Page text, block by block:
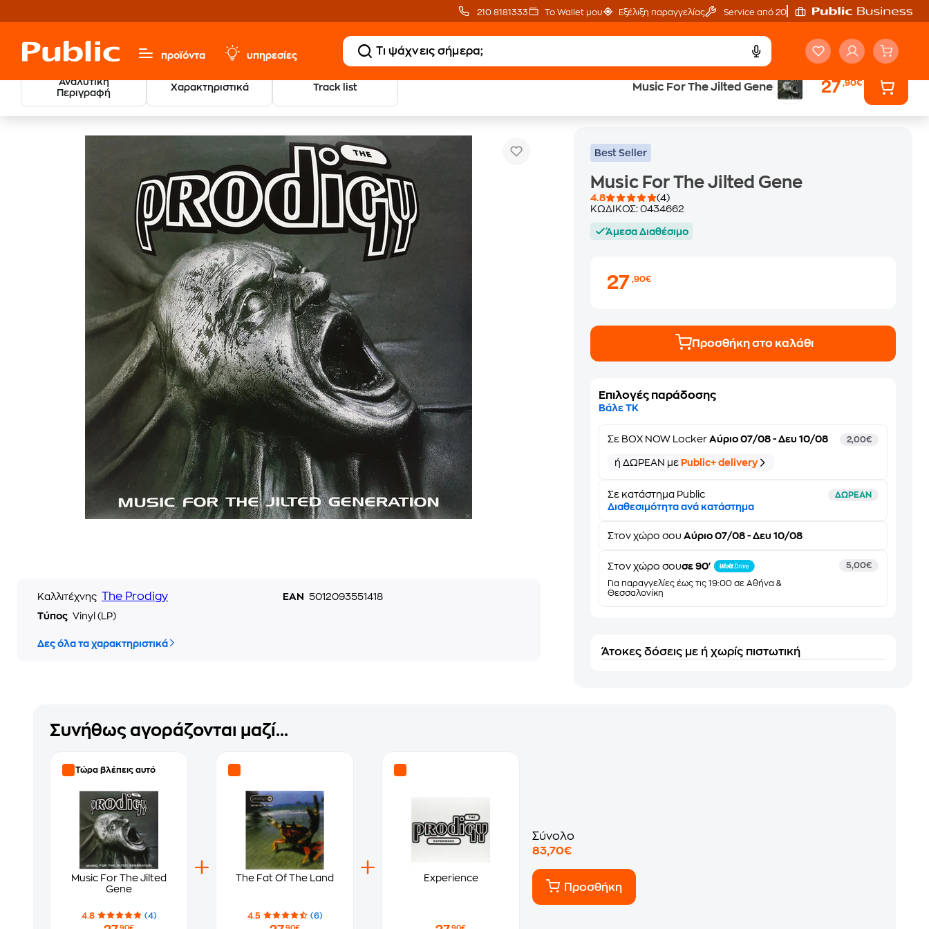
210 8181333 Το Wallet μου Εξέλιξη παραγγελίας Service από 20'
προϊόντα υπηρεσίες
Αναλυτική
Περιγραφή
Χαρακτηριστικά Track list Music For The Jilted Gene 27,90€
Μουσική, Ταινίες & Εισιτήρια
Καλλιτέχνης The Prodigy EAN
5012093551418
Τύπος Vinyl (LP)
Δες όλα τα χαρακτηριστικά
Best Seller
Music For The Jilted Gene
4.8
(4)
ΚΩΔΙΚΟΣ:0434662
Άμεσα Διαθέσιμο
27,90€
Προσθήκη στο καλάθι
Επιλογές παράδοσης
Βάλε ΤΚ
Σε BOX NOW Locker Αύριο 07/08 - Δευ 10/08 2,00€
ή ΔΩΡΕΑΝ με Public+ delivery
Σε κατάστημα Public ΔΩΡΕΑΝ
Διαθεσιμότητα ανά κατάστημα
Στονχώρο σου Αύριο 07/08 - Δευ 10/08
Στον χώρο σουσε 90'
Για παραγγελίες έως τις 19:00 σε Αθήνα &
Θεσσαλονίκη
5,00€
Άτοκες δόσεις με ή χωρίς πιστωτική
Συνήθως αγοράζονται μαζί...
Τώρα βλέπεις αυτό
Music For The Jilted
Gene
4.8 (4)
The Fat Of The Land
4.5 (6)
Experience
Σύνολο
83,70€
Προσθήκη